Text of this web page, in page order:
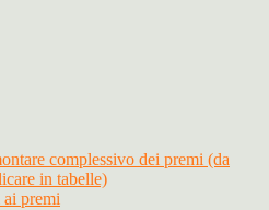
complessivo dei premi (da
in tabelle)
premi